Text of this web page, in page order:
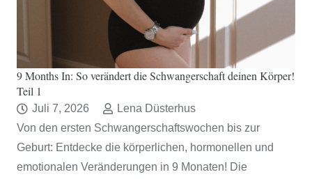
9 Months In: So verändert die Schwangerschaft deinen Körper!
Teil 1
Juli 7, 2026
Lena Düsterhus
Von den ersten Schwangerschaftswochen bis zur
Geburt: Entdecke die körperlichen, hormonellen und
emotionalen Veränderungen in 9 Monaten! Die